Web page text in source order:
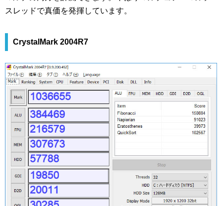
スレッドで真価を発揮しています。
CrystalMark 2004R7